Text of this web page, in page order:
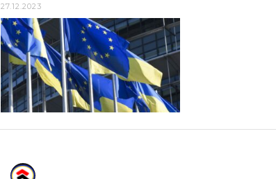
27.12.2023